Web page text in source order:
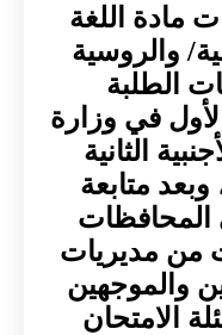
مادة اللغة
والروسية
الطلبة
في وزارة
الثانية
وبعد متابعة
المحافظات
من مديريات
والموجهين
الامتحان